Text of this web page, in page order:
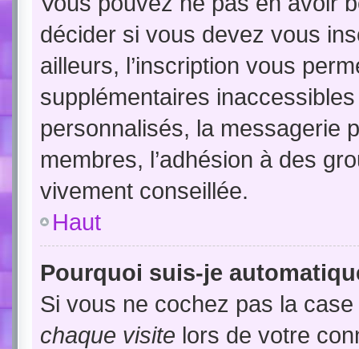
décider si vous devez vous
ailleurs, l’inscription vous
supplémentaires
personnalisés, la messagerie
membres, l’adhésion à des
vivement conseillée.
Haut
Pourquoi suis-je
Si vous ne cochez pas la case
chaque visite lors de votre